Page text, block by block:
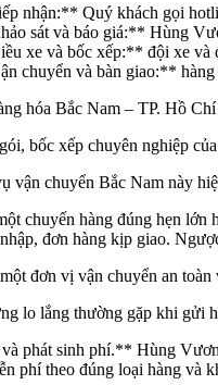
nhận:** Quý khách gọi
sát và báo giá:** Hùng
xe và bốc xếp:** đội xe và
chuyển và bàn giao:** hàng
hóa Bắc Nam – TP. Hồ
bốc xếp chuyên nghiệp
vận chuyển Bắc Nam này
chuyến hàng đúng hẹn
đơn hàng kịp giao.
đơn vị vận chuyển an
lo lắng thường gặp khi gửi
phát sinh phí.** Hùng
phí theo đúng loại hàng và